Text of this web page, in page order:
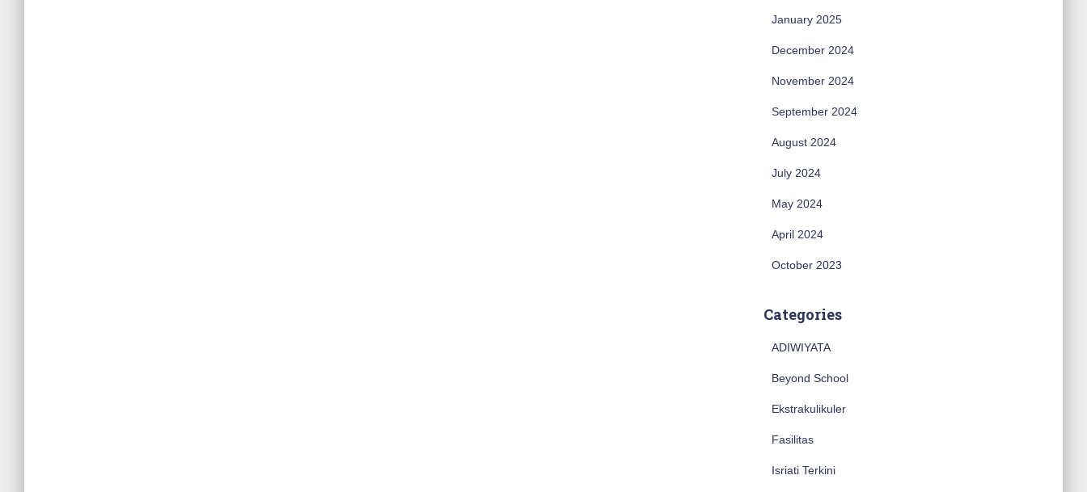
January 2025
December 2024
November 2024
September 2024
August 2024
July 2024
May 2024
April 2024
October 2023
Categories
ADIWIYATA
Beyond School
Ekstrakulikuler
Fasilitas
Isriati Terkini